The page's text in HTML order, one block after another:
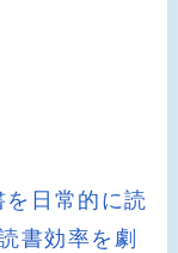
日常的に読
書効率を劇